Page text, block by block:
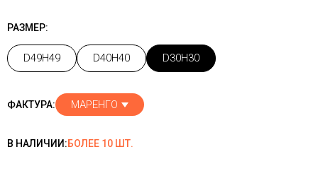
РАЗМЕР:
D49H49 D40H40 D30H30
ФАКТУРА: МАРЕНГО
В НАЛИЧИИ: БОЛЕЕ 10 ШТ.